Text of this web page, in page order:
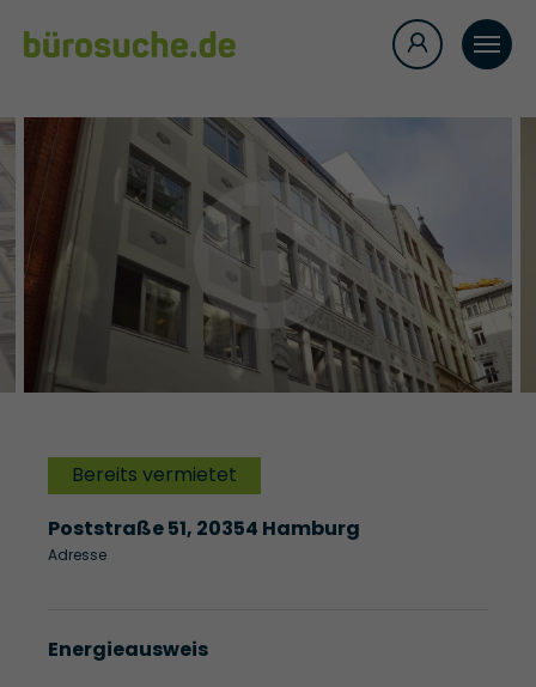
Bereits vermietet
Poststraße 51, 20354 Hamburg
Adresse
Energieausweis